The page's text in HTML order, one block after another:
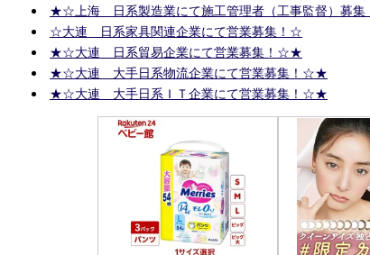
★☆上海 日系製造業にて施工管理者（工事監督）募
☆大連 日系家具関連企業にて営業募集！☆
★☆大連 日系貿易企業にて営業募集！☆★
★☆大連 大手日系物流企業にて営業募集！☆★
★☆大連 大手日系ＩＴ企業にて営業募集！☆★